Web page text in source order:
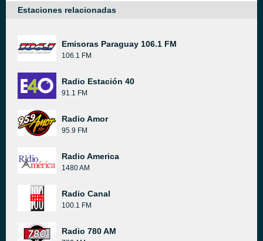
Estaciones relacionadas
Emisoras Paraguay 106.1 FM
106.1 FM
Radio Estación 40
91.1 FM
Radio Amor
95.9 FM
Radio America
1480 AM
Radio Canal
100.1 FM
Radio 780 AM